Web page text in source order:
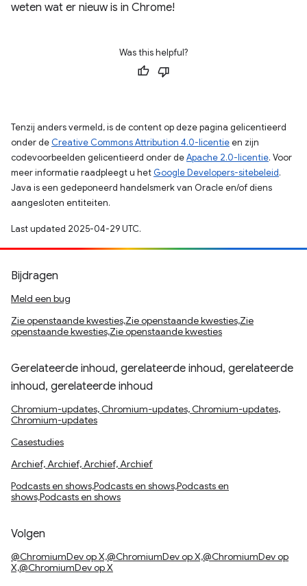
weten wat er nieuw is in Chrome!
Was this helpful?
Tenzij anders vermeld, is de content op deze pagina gelicentieerd
onder de Creative Commons Attribution 4.0-licentieen zijn
codevoorbeelden gelicentieerd onder deApache 2.0-licentie. Voor
meer informatie raadpleegt u het Google Developers-sitebeleid.
Java is een gedeponeerd handelsmerk van Oracle en/of diens
aangesloten entiteiten.
Last updated 2025-04-29 UTC.
Bijdragen
Meld een bug
Zie openstaande kwesties,Zie openstaande kwesties,Zie
openstaande kwesties,Zie openstaande kwesties
Gerelateerde inhoud, gerelateerde inhoud, gerelateerde
inhoud, gerelateerde inhoud
Chromium-updates, Chromium-updates, Chromium-updates,
Chromium-updates
Casestudies
Archief, Archief, Archief, Archief
Podcasts en shows,Podcasts en shows,Podcasts en
shows,Podcasts en shows
Volgen
@ChromiumDev op X,@ChromiumDev op X,@ChromiumDev op
X,@ChromiumDev op X